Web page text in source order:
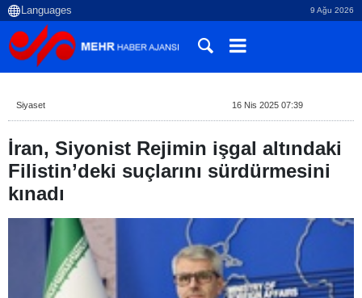
9 Ağu 2026
Siyaset 16 Nis 2025 07:39
İran, Siyonist Rejimin işgal altındaki
Filistin’deki suçlarını sürdürmesini
kınadı